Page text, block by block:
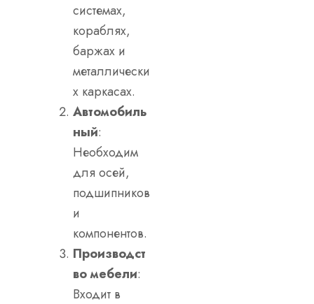
системах,
кораблях,
баржах и
металлически
х каркасах.
Автомобиль
ный:
Необходим
для осей,
подшипников
и
компонентов.
Производст
во мебели:
Входит в